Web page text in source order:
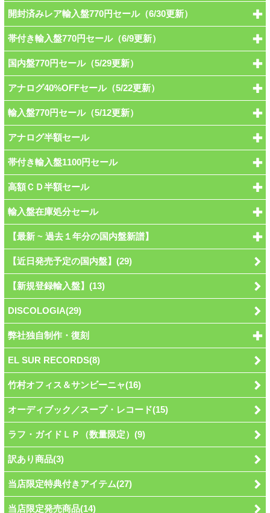
開封済みレア輸入盤770円セール（6/30更新）
帯付き輸入盤770円セール（6/9更新）
国内盤770円セール（5/29更新）
アナログ40%OFFセール（5/22更新）
輸入盤770円セール（5/12更新）
アナログ半額セール
帯付き輸入盤1100円セール
高額ＣＤ半額セール
輸入盤在庫処分セール
【最新 ~ 過去１年分の国内盤新譜】
【近日発売予定の国内盤】(29)
【新規登録輸入盤】(13)
DISCOLOGIA(29)
弊社独自制作・復刻
EL SUR RECORDS(8)
竹村オフィス＆サンビーニャ(16)
オーディブック／スープ・レコード(15)
ラフ・ガイドＬＰ（数量限定）(9)
訳あり商品(3)
当店限定特典付きアイテム(27)
当店限定発売商品(14)